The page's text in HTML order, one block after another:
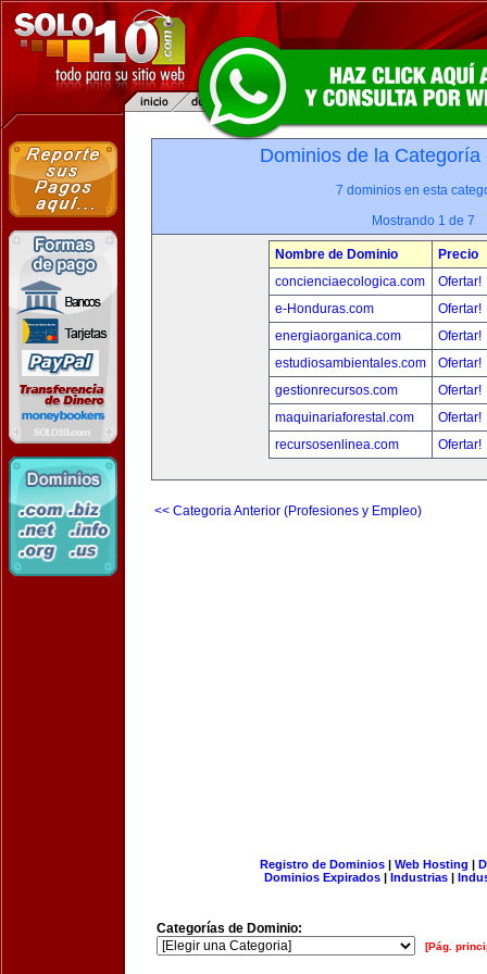
Dominios de la
7 dominios en esta
Mostrando 1 de 7
Nombre de Dominio
Precio
concienciaecologica.com
Ofertar!
e-Honduras.com
Ofertar!
energiaorganica.com
Ofertar!
estudiosambientales.com
Ofertar!
gestionrecursos.com
Ofertar!
maquinariaforestal.com
Ofertar!
recursosenlinea.com
Ofertar!
<< Categoria Anterior (Profesiones y Empleo)
Registro de Dominios| Web Hosting |
Dominios Expirados | Industrias |
Categorías de Dominio:
[Pág.